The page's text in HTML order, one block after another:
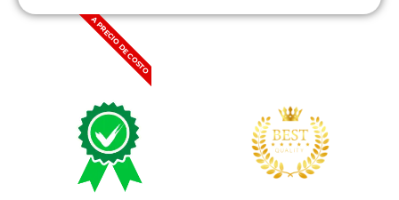
A PRECIO DE COSTO